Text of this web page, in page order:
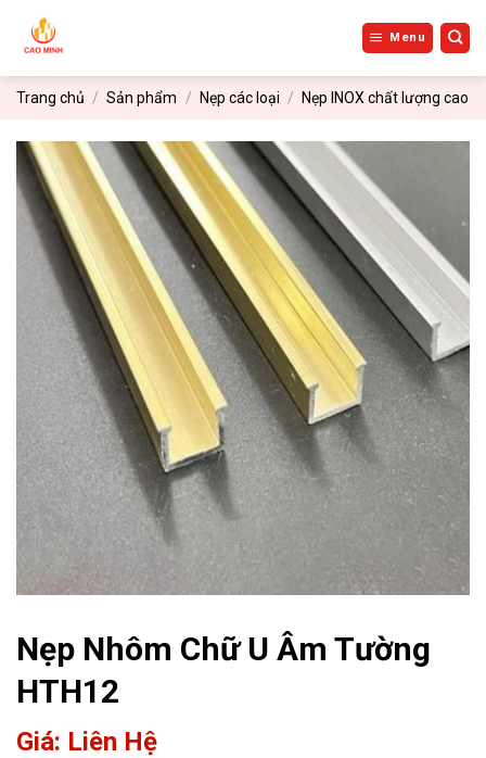
dung
Menu
Trang chủ / Sản phẩm / Nẹp các loại / Nẹp INOX chất lượng cao
Nẹp Nhôm Chữ U Âm Tường
HTH12
Giá: Liên Hệ